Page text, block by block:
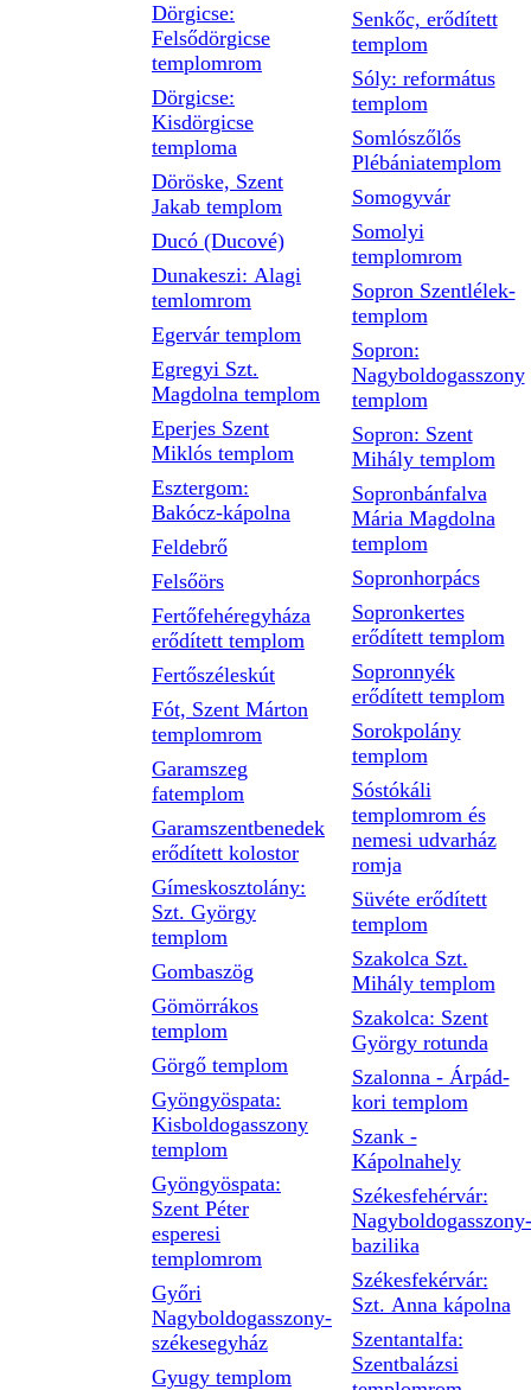
Dörgicse:
Felsődörgicse
templomrom
Dörgicse:
Kisdörgicse
temploma
Döröske, Szent
Jakab templom
Ducó (Ducové)
Dunakeszi: Alagi
temlomrom
Egervár templom
Egregyi Szt.
Magdolna templom
Eperjes Szent
Miklós templom
Esztergom:
Bakócz-kápolna
Feldebrő
Felsőörs
Fertőfehéregyháza
erődített templom
Fertőszéleskút
Fót, Szent Márton
templomrom
Garamszeg
fatemplom
Garamszentbenedek
erődített kolostor
Gímeskosztolány:
Szt. György
templom
Gombaszög
Gömörrákos
templom
Görgő templom
Gyöngyöspata:
Kisboldogasszony
templom
Gyöngyöspata:
Szent Péter
esperesi
templomrom
Győri
Nagyboldogasszony-
székesegyház
Gyugy templom
Senkőc, erődített
templom
Sóly: református
templom
Somlószőlős
Plébániatemplom
Somogyvár
Somolyi
templomrom
Sopron Szentlélek-
templom
Sopron:
Nagyboldogasszony
templom
Sopron: Szent
Mihály templom
Sopronbánfalva
Mária Magdolna
templom
Sopronhorpács
Sopronkertes
erődített templom
Sopronnyék
erődített templom
Sorokpolány
templom
Sóstókáli
templomrom és
nemesi udvarház
romja
Süvéte erődített
templom
Szakolca Szt.
Mihály templom
Szakolca: Szent
György rotunda
Szalonna - Árpád-
kori templom
Szank -
Kápolnahely
Székesfehérvár:
Nagyboldogasszony-
bazilika
Székesfekérvár:
Szt. Anna kápolna
Szentantalfa:
Szentbalázsi